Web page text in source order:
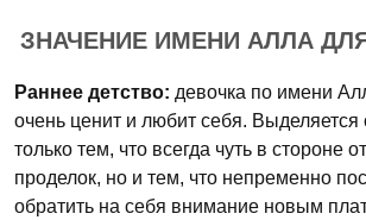
ЗНАЧЕНИЕ ИМЕНИ АЛЛА
Раннее детство: девочка по имени
очень ценит и любит себя. Выделяется
только тем, что всегда чуть в стороне
проделок, но и тем, что непременно
обратить на себя внимание новым